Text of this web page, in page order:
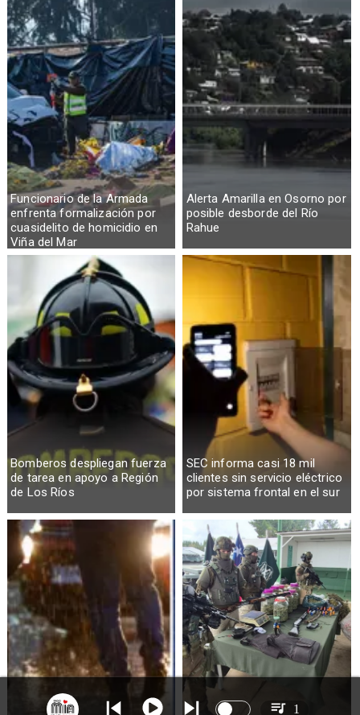
Funcionario de la Armada
enfrenta formalización por
cuasidelito de homicidio en
Viña del Mar
Alerta Amarilla en Osorno por
posible desborde del Río
Rahue
Bomberos despliegan fuerza
de tarea en apoyo a Región
de Los Ríos
SEC informa casi 18 mil
clientes sin servicio eléctrico
por sistema frontal en el sur
1